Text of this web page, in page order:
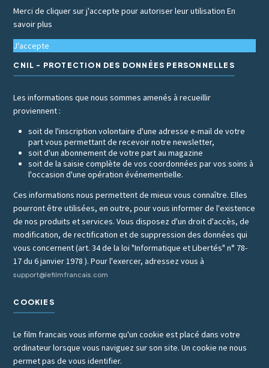
Merci de cliquer sur j'accepte pour autoriser leur utilisationEn
savoir plus
J'accepte
CNIL - PROTECTION DES DONNÉES PERSONNELLES
Les informations que nous sommes amenés à recueillir
proviennent :
soit de l'inscription volontaire d'une adresse e-mail de votre
part vous permettant de recevoir notre newsletter,
soit d'un abonnement de votre part au magazine
soit de la saisie complète de vos coordonnées par vos soins à
l'occasion d'une opération événementielle.
Ces informations nous permettent de mieux vous connaître. Elles
pourront être utilisées, en outre, pour vous informer de l'existence
de nos produits et services. Vous disposez d'un droit d'accès, de
modification, de rectification et de suppression des données qui
vous concernent (art. 34 de la loi "Informatique et Libertés" n° 78-
17 du 6 janvier 1978 ). Pour l'exercer, adressez vous à
support@lefilmfrancais.com
COOKIES
Le film francais vous informe qu'un cookie est placé dans votre
ordinateur lorsque vous naviguez sur son site. Un cookie ne nous
permet pas de vous identifier.